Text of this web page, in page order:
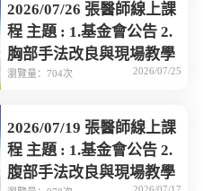
2026/07/26 張醫師線上課
程 主題 : 1.基金會公告 2.
胸部手法改良與現場教學
瀏覽量：704次 2026/07/25
2026/07/19 張醫師線上課
程 主題 : 1.基金會公告 2.
腹部手法改良與現場教學